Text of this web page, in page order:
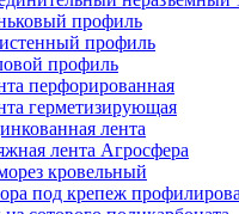
профиль
профиль
профиль
перфорированная
герметизирующая
лента
лента Агросфера
кровельный
под крепеж